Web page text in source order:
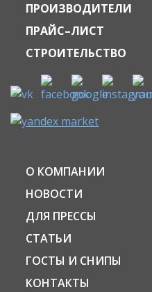
ПРОИЗВОДИТЕЛИ
ПРАЙС–ЛИСТ
СТРОИТЕЛЬСТВО
О КОМПАНИИ
НОВОСТИ
ДЛЯ ПРЕССЫ
СТАТЬИ
ГОСТЫ И СНИПЫ
КОНТАКТЫ